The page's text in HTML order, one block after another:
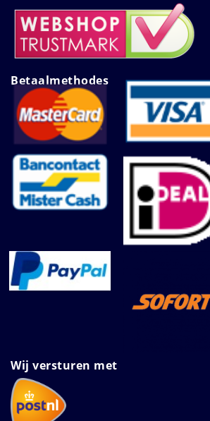
Betaalmethodes
Wij versturen met